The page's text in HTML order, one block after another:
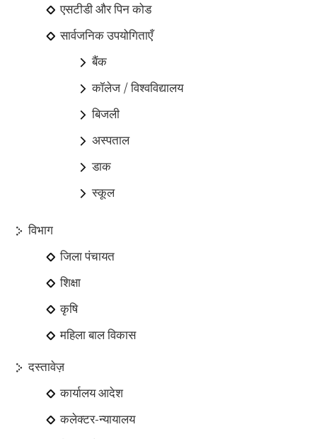
एसटीडी और पिन कोड
सार्वजनिक उपयोगिताएँ
बैंक
कॉलेज / विश्वविद्यालय
बिजली
अस्पताल
डाक
स्कूल
विभाग
जिला पंचायत
शिक्षा
कृषि
महिला बाल विकास
दस्तावेज़
कार्यालय आदेश
कलेक्टर-न्यायालय